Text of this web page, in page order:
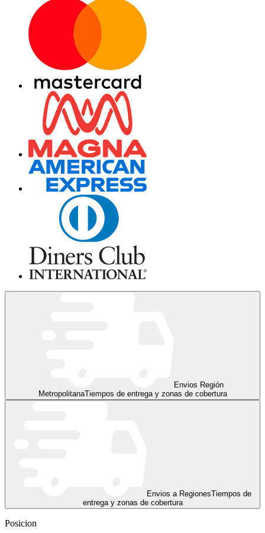
Envios Región
MetropolitanaTiempos de entrega y zonas de cobertura
Envios a RegionesTiempos de
entrega y zonas de cobertura
Posicion